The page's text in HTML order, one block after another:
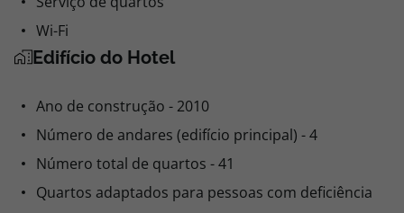
Wi-Fi
Edifício do Hotel
Ano de construção - 2010
Número de andares (edifício principal) - 4
Número total de quartos - 41
Quartos adaptados para pessoas com deficiência